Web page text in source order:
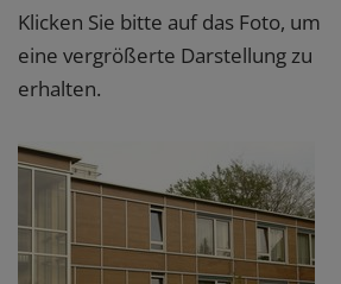
Klicken Sie bitte auf das Foto, um
eine vergrößerte Darstellung zu
erhalten.